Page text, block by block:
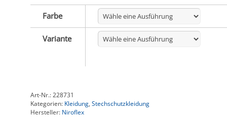
Farbe
Variante
Art-Nr.:228731
Kategorien: Kleidung, Stechschutzkleidung
Hersteller: Niroflex